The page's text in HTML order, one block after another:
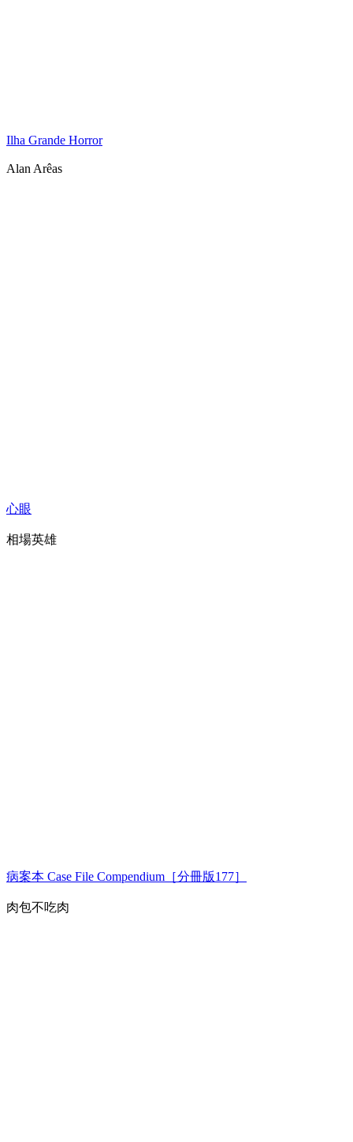
Ilha Grande Horror
Alan Arêas
心眼
相場英雄
病案本 Case File Compendium［分冊版177］
肉包不吃肉